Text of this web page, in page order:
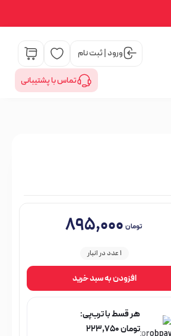
ورود | ثبت نام
تماس با پشتیبانی
تومان۸۹۵,۰۰۰
1 عدد در انبار
افزودن به سبد خرید
هر قسط با ترب‌پی:
تومان۲۲۳,۷۵۰